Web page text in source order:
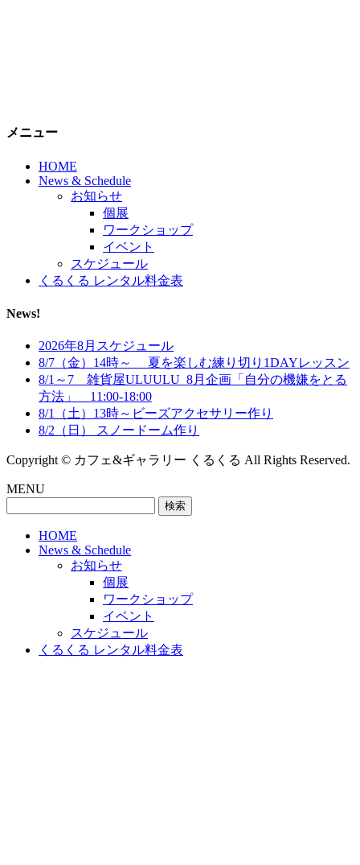
メニュー
HOME
News & Schedule
お知らせ
個展
ワークショップ
イベント
スケジュール
くるくる レンタル料金表
News!
2026年8月スケジュール
8/7（金）14時～ 夏を楽しむ練り切り1DAYレッスン
8/1～7 雑貨屋ULUULU_8月企画「自分の機嫌をとる
方法」 11:00-18:00
8/1（土）13時～ビーズアクセサリー作り
8/2（日） スノードーム作り
Copyright © カフェ&ギャラリー くるくる All Rights Reserved.
MENU
HOME
News & Schedule
お知らせ
個展
ワークショップ
イベント
スケジュール
くるくる レンタル料金表